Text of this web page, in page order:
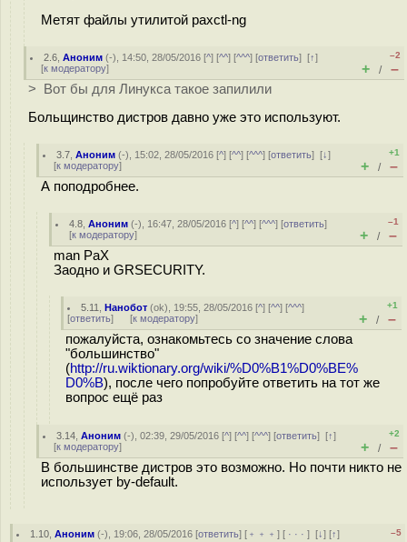
Метят файлы утилитой paxctl-ng
2.6 ,Аноним (-), 14:50, 28/05/2016 [^] [^^] [^^^] [ответить][↑]
[к модератору]
–2
+ / –
> Вот бы для Линукса такое запилили
Больщинство дистров давно уже это используют.
3.7 ,Аноним (-), 15:02, 28/05/2016 [^] [^^] [^^^] [ответить][↓]
[к модератору]
+1
+ / –
А поподробнее.
4.8 ,Аноним (-), 16:47, 28/05/2016 [^] [^^] [^^^] [ответить]
[к модератору]
–1
+ / –
man PaX
Заодно и GRSECURITY.
5.11 ,Нанобот (ok), 19:55, 28/05/2016 [^] [^^] [^^^]
[ответить] [к модератору]
+1
+ / –
пожалуйста, ознакомьтесь со значение слова
"большинство"
(http://ru.wiktionary.org/wiki/%D0%B1%D0%BE%
D0%B), после чего попробуйте ответить на тот же
вопрос ещё раз
3.14 ,Аноним (-), 02:39, 29/05/2016 [^] [^^] [^^^] [ответить][↑]
[к модератору]
+2
+ / –
В большинстве дистров это возможно. Но почти никто не
использует by-default.
1.10 ,Аноним (-), 19:06, 28/05/2016 [ответить] [ ﹢﹢﹢] [ · · ·][↓] [↑]
–5